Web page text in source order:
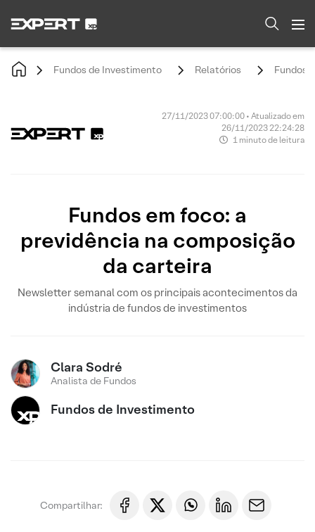
Fundos de Investimento Relatórios Fundos
27/11/2023 07:00:00 • Atualizado em
26/11/2023 22:24:28
1 minuto de leitura
Fundos em foco: a
previdência na composição
da carteira
Newsletter semanal com os principais acontecimentos da
indústria de fundos de investimentos
Clara Sodré
Analista de Fundos
Fundos de Investimento
Compartilhar: